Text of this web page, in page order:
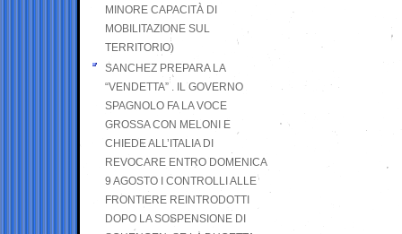
MINORE CAPACITÀ DI
MOBILITAZIONE SUL
TERRITORIO)
SANCHEZ PREPARA LA
“VENDETTA” . IL GOVERNO
SPAGNOLO FA LA VOCE
GROSSA CON MELONI E
CHIEDE ALL’ITALIA DI
REVOCARE ENTRO DOMENICA
9 AGOSTO I CONTROLLI ALLE
FRONTIERE REINTRODOTTI
DOPO LA SOSPENSIONE DI